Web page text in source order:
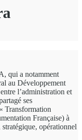
qui a notamment
au Développement
l’administration et
ses
Transformation
Française) à
opérationnel